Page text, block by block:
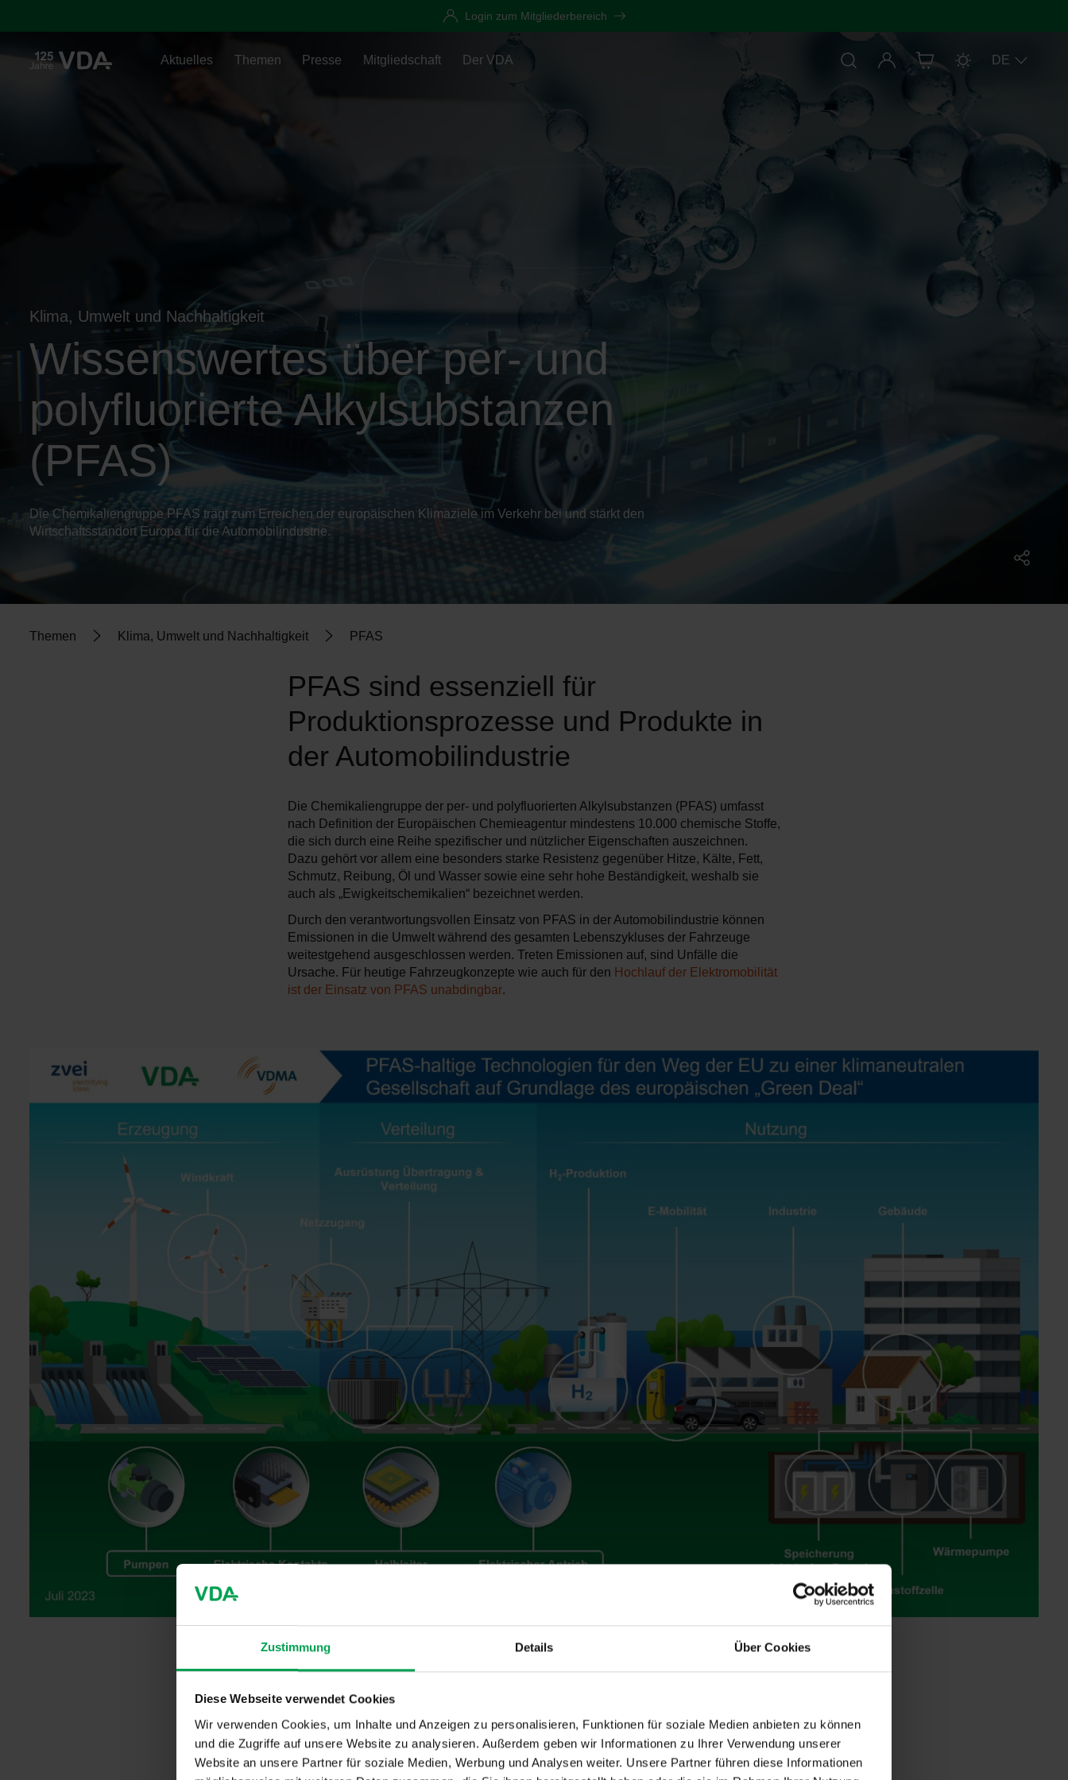
Zustimmung Details Über Cookies
Diese Webseite verwendet Cookies
Wir verwenden Cookies, um Inhalte und Anzeigen zu personalisieren, Funktionen für soziale Medien anbieten zu können
und die Zugriffe auf unsere Website zu analysieren. Außerdem geben wir Informationen zu Ihrer Verwendung unserer
Website an unsere Partner für soziale Medien, Werbung und Analysen weiter. Unsere Partner führen diese Informationen
Login zum Mitgliederbereich
Aktuelles Themen Presse Mitgliedschaft Der VDA Anmelden DE
Klima, Umwelt und Nachhaltigkeit
Wissenswertes über per- und
polyfluorierte Alkylsubstanzen
(PFAS)
Die Chemikaliengruppe PFAS trägt zum Erreichen der europäischen Klimaziele im Verkehr bei und stärkt den
Wirtschaftsstandort Europa für die Automobilindustrie.
Themen Klima, Umwelt und Nachhaltigkeit PFAS
PFAS sind essenziell für
Produktionsprozesse und Produkte in
der Automobilindustrie
Die Chemikaliengruppe der per- und polyfluorierten Alkylsubstanzen (PFAS) umfasst
nach Definition der Europäischen Chemieagentur mindestens 10.000 chemische Stoffe,
die sich durch eine Reihe spezifischer und nützlicher Eigenschaften auszeichnen.
Dazu gehört vor allem eine besonders starke Resistenz gegenüber Hitze, Kälte, Fett,
Schmutz, Reibung, Öl und Wasser sowie eine sehr hohe Beständigkeit, weshalb sie
auch als „Ewigkeitschemikalien“ bezeichnet werden.
Durch den verantwortungsvollen Einsatz von PFAS in der Automobilindustrie können
Emissionen in die Umwelt während des gesamten Lebenszykluses der Fahrzeuge
weitestgehend ausgeschlossen werden. Treten Emissionen auf, sind Unfälle die
Ursache. Für heutige Fahrzeugkonzepte wie auch für den Hochlauf der Elektromobilität
ist der Einsatz von PFAS unabdingbar.
Haupteinsatzbereiche in der
Automobilindustrie
Aufgrund ihrer einzigartigen Eigenschaften werden PFAS in den
Herstellungsprozessen der Automobilindustrie als Hilfsmittel und Bestandteile der
PFAS im Lebenszyklus der Fahrzeuge